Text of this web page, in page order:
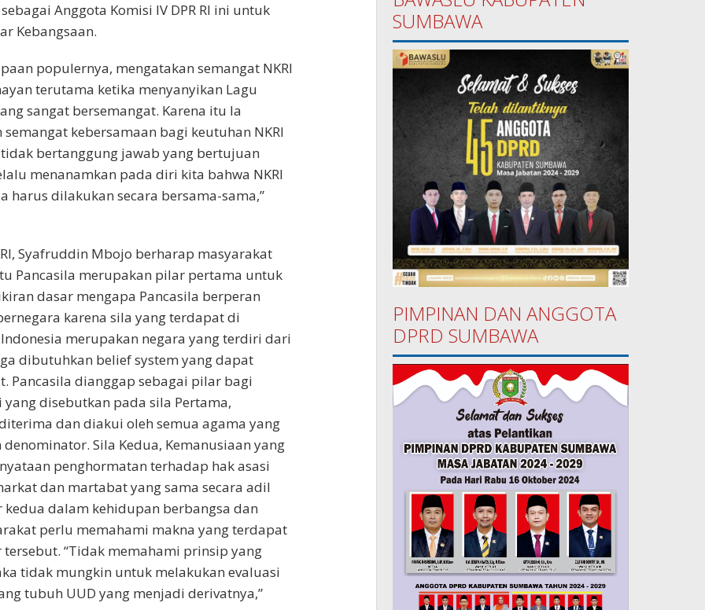
Anggota Komisi IV DPR RI ini untuk
Kebangsaan.
populernya, mengatakan semangat NKRI
terutama ketika menyanyikan Lagu
sangat bersemangat. Karena itu Ia
kebersamaan bagi keutuhan NKRI
bertanggung jawab yang bertujuan
menanamkan pada diri kita bahwa NKRI
harus dilakukan secara bersama-sama,”
Syafruddin Mbojo berharap masyarakat
Pancasila merupakan pilar pertama untuk
dasar mengapa Pancasila berperan
karena sila yang terdapat di
merupakan negara yang terdiri dari
dibutuhkan belief system yang dapat
Pancasila dianggap sebagai pilar bagi
disebutkan pada sila Pertama,
dan diakui oleh semua agama yang
Sila Kedua, Kemanusiaan yang
penghormatan terhadap hak asasi
dan martabat yang sama secara adil
dalam kehidupan berbangsa dan
perlu memahami makna yang terdapat
“Tidak memahami prinsip yang
tidak mungkin untuk melakukan evaluasi
tubuh UUD yang menjadi derivatnya,”
SUMBAWA
PIMPINAN DAN ANGGOTA
DPRD SUMBAWA